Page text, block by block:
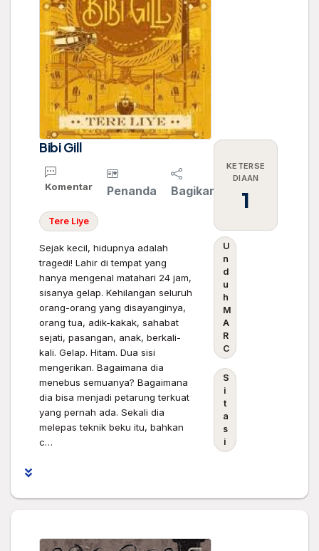
Bibi Gill
Komentar Penanda Bagikan
Tere Liye
Sejak kecil, hidupnya adalah
tragedi! Lahir di tempat yang
hanya mengenal matahari 24 jam,
sisanya gelap. Kehilangan seluruh
orang-orang yang disayanginya,
orang tua, adik-kakak, sahabat
sejati, pasangan, anak, berkali-
kali. Gelap. Hitam. Dua sisi
mengerikan. Bagaimana dia
menebus semuanya? Bagaimana
dia bisa menjadi petarung terkuat
yang pernah ada. Sekali dia
melepas teknik beku itu, bahkan
c…
KETERSE
DIAAN
1
U
n
d
u
h
M
A
R
C
S
i
t
a
s
i